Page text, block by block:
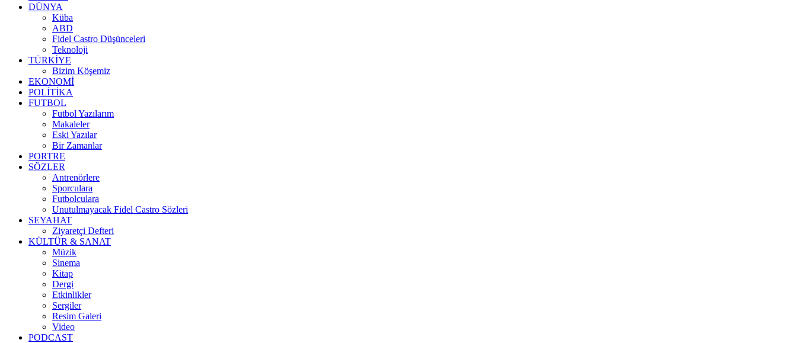
DÜNYA
Küba
ABD
Fidel Castro Düşünceleri
Teknoloji
TÜRKİYE
Bizim Köşemiz
EKONOMİ
POLİTİKA
FUTBOL
Futbol Yazılarım
Makaleler
Eski Yazılar
Bir Zamanlar
PORTRE
SÖZLER
Antrenörlere
Sporculara
Futbolculara
Unutulmayacak Fidel Castro Sözleri
SEYAHAT
Ziyaretçi Defteri
KÜLTÜR & SANAT
Müzik
Sinema
Kitap
Dergi
Etkinlikler
Sergiler
Resim Galeri
Video
PODCAST